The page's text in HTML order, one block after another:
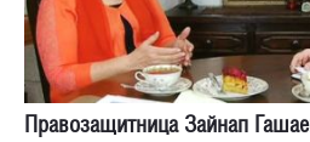
Правозащитница Зайнап